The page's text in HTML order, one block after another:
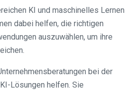
KI und maschinelles Lernen
dabei helfen, die richtigen
auszuwählen, um ihre
bei der
Lösungen helfen. Sie